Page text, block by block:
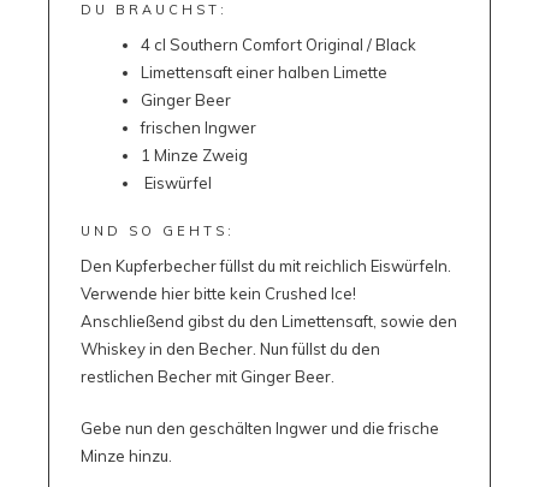
DU BRAUCHST:
4 cl Southern Comfort Original / Black
Limettensaft einer halben Limette
Ginger Beer
frischen Ingwer
1 Minze Zweig
Eiswürfel
UND SO GEHTS:
Den Kupferbecher füllst du mit reichlich Eiswürfeln.
Verwende hier bitte kein Crushed Ice!
Anschließend gibst du den Limettensaft, sowie den
Whiskey in den Becher. Nun füllst du den
restlichen Becher mit Ginger Beer.
Gebe nun den geschälten Ingwer und die frische
Minze hinzu.